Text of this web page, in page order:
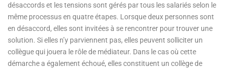
désaccords et les tensions sont gérés par tous les salariés selon le
même processus en quatre étapes. Lorsque deux personnes sont
en désaccord, elles sont invitées à se rencontrer pour trouver une
solution. Si elles n’y parviennent pas, elles peuvent solliciter un
collègue qui jouera le rôle de médiateur. Dans le cas où cette
démarche a également échoué, elles constituent un collège de